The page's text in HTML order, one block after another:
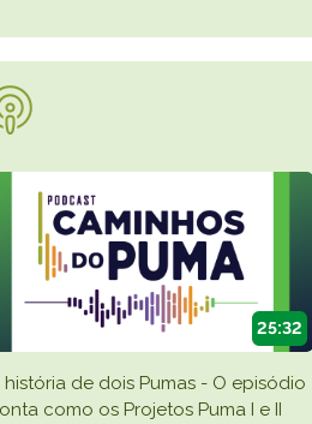
25:32
história de dois Pumas - O episódio
como os Projetos Puma I e II